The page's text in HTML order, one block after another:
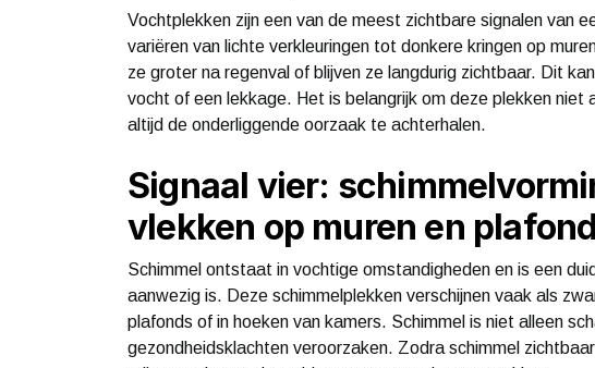
Vochtplekken zijn een van de meest zichtbare signalen van
variëren van lichte verkleuringen tot donkere kringen op
ze groter na regenval of blijven ze langdurig zichtbaar. Dit
vocht of een lekkage. Het is belangrijk om deze plekken niet
altijd de onderliggende oorzaak te achterhalen.
Signaal vier:
vlekken op muren en
Schimmel ontstaat in vochtige omstandigheden en is een
aanwezig is. Deze schimmelplekken verschijnen vaak als
plafonds of in hoeken van kamers. Schimmel is niet alleen
gezondheidsklachten veroorzaken. Zodra schimmel